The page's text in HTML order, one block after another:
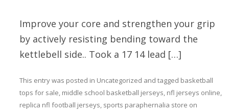
Improve your core and strengthen your grip
by actively resisting bending toward the
kettlebell side.. Took a 17 14 lead […]
This entry was posted in Uncategorized and tagged basketball
tops for sale, middle school basketball jerseys, nfl jerseys online,
replica nfl football jerseys, sports paraphernalia store on